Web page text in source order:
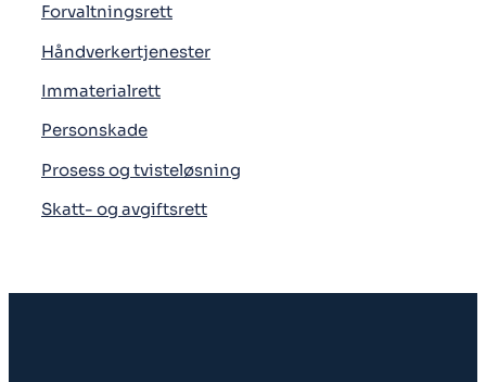
Forvaltningsrett
Håndverkertjenester
Immaterialrett
Personskade
Prosess og tvisteløsning
Skatt- og avgiftsrett